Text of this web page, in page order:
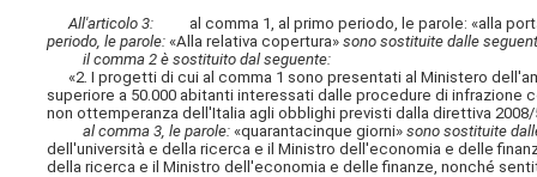
All'articolo 3: al comma 1, al primo periodo, le parole: «alla
periodo, le parole:«Alla relativa copertura» sono sostituite dalle
il comma 2 è sostituito dal seguente:
«2. I progetti di cui al comma 1 sono presentati al Ministero
superiore a 50.000 abitanti interessati dalle procedure di infrazione
non ottemperanza dell'Italia agli obblighi previsti dalla direttiva 2008/
al comma 3, le parole:«quarantacinque giorni» sono sostituite
dell'università e della ricerca e il Ministro dell'economia e delle
della ricerca e il Ministro dell'economia e delle finanze, nonché